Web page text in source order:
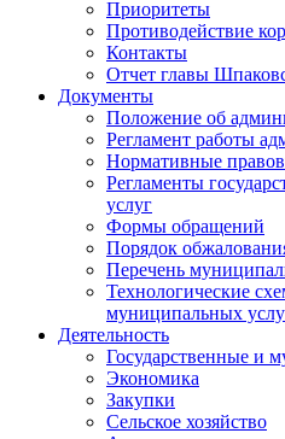
Приоритеты
Противодействие
Контакты
Отчет главы
Документы
Положение об
Регламент работы
Нормативные
Регламенты
услуг
Формы обращений
Порядок
Перечень
Технологические
муниципальных
Деятельность
Государственные и
Экономика
Закупки
Сельское хозяйство